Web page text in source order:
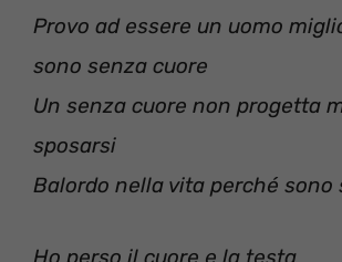
Provo ad essere un uomo
sono senza cuore
Un senza cuore non progetta
sposarsi
Balordo nella vita perché sono
Ho perso il cuore e la testa